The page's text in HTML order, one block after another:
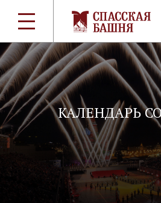
КАЛЕНДАРЬ